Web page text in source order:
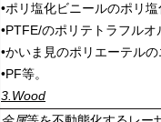
•ポリ塩化ビニールのポリ
•PTFE/のポリテトラフルオ
•かいま見のポリエーテル
•PF等。
3.Wood